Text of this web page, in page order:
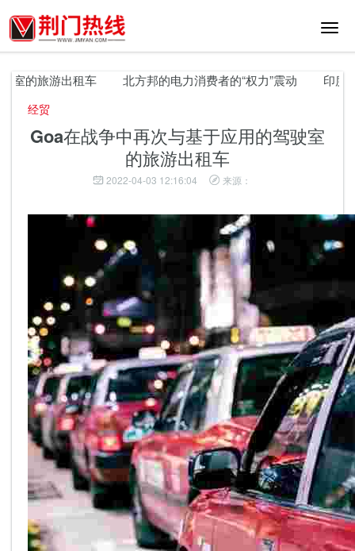
切
航
的旅游出租车 北方邦的电力消费者的“权力”震动 印度尼
经贸
Goa在战争中再次与基于应用的驾驶室
的旅游出租车
2022-04-03 12:16:04 来源：